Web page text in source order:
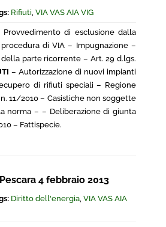
Rifiuti, VIA VAS AIA VIG
Provvedimento di esclusione dalla
di VIA – Impugnazione –
parte ricorrente – Art. 29 d.lgs.
– Autorizzazione di nuovi impianti
di rifiuti speciali – Regione
11/2010 – Casistiche non soggette
norma – – Deliberazione di giunta
– Fattispecie.
4 febbraio 2013
Diritto dell'energia, VIA VAS AIA